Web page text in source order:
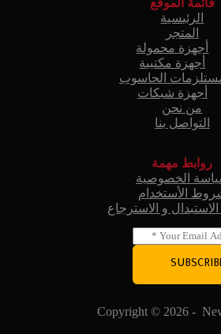
قائمة الموقع
الرئيسية
المتجر
أجهزة محمولة
أجهزة مكتبية
الحاسوب
أجهزة شبكات
من نحن
التواصل بنا
روابط مهمة
الخصوصية
الأستخدام
و الاسترجاع
Copyright © 2026 -